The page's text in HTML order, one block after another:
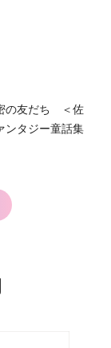
の友だち ＜佐
ンタジー童話集